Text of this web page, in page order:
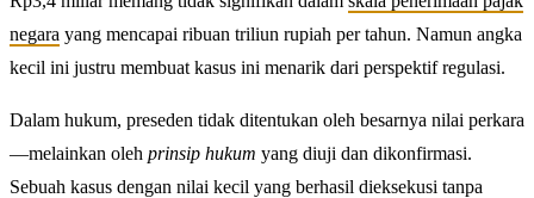
negara yang mencapai ribuan triliun rupiah per tahun. Namun angka
kecil ini justru membuat kasus ini menarik dari perspektif regulasi.
Dalam hukum, preseden tidak ditentukan oleh besarnya nilai perkara
—melainkan oleh prinsip hukum yang diuji dan dikonfirmasi.
Sebuah kasus dengan nilai kecil yang berhasil dieksekusi tanpa